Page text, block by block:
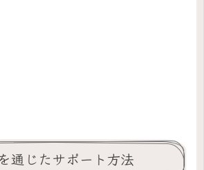
通じたサポート方法